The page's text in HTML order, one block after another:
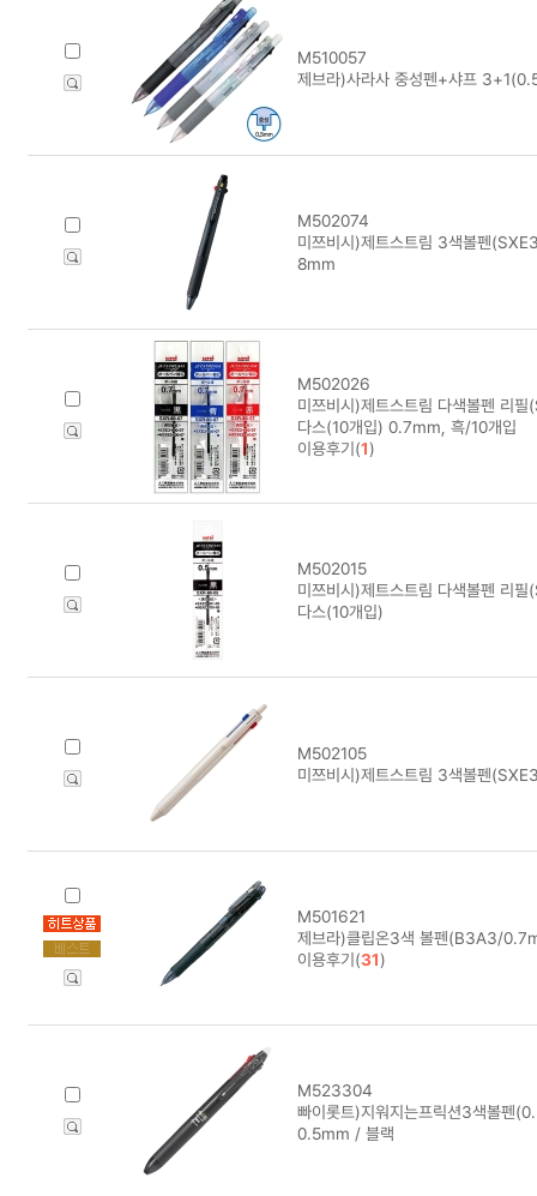
M510057
제브라)사라사 중성펜+샤프
M502074
미쯔비시)제트스트림 3색볼펜
8mm
M502026
미쯔비시)제트스트림 다색볼펜
다스(10개입) 0.7mm, 흑/10개입
이용후기(1)
M502015
미쯔비시)제트스트림 다색볼펜
다스(10개입)
M502105
미쯔비시)제트스트림 3색볼펜
M501621
제브라)클립온3색 볼펜(B3A3/
이용후기(31)
M523304
빠이롯트)지워지는프릭션3색볼펜
0.5mm / 블랙